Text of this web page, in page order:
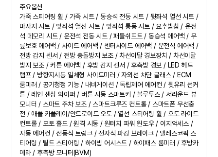
주요옵션
가죽 스티어링 휠 / 가죽 시트 / 동승석 전동 시트 / 뒷좌석 열선 시트 /
마사지 시트 / 앞좌석 열선 시트 / 앞좌석 통풍 시트 / 요추받침 / 운전
석 메모리 시트 / 운전석 전동 시트 / 패들쉬프트 / 동승석 에어백 / 무
릎보호 에어백 / 사이드 에어백 / 센터사이드 에어백 / 운전석 에어백 /
전방 감지 센서 / 전방 충돌방지 보조 / 차선이탈 경보장치 / 차선이탈
방지 보조 / 커튼 에어백 / 후방 감지 센서 / 후측방 경보 / LED 헤드
램프 / 방향지시등 일체형 사이드미러 / 자외선 차단 글래스 / ECM
룸미러 / 공기청정 기능 / 내비게이션 / 독립제어 에어컨 / 뒷유리 선커
튼 / 레인 센싱 와이퍼 / 버튼 시동 스마트키 / 블루투스 / 서라운드 뷰
모니터 / 스마트 주차 보조 / 스마트크루즈 컨트롤 / 스마트폰 무선충
전 / 애플 카플레이/안드로이드 오토 / 열선 스티어링 휠 / 오토 라이트
컨트롤 / 오토 홀드 / 원격 시동 / 원터치 파워 윈도우 / 이지억세스 /
자동 에어컨 / 전동식 트렁크 / 전자식 파킹 브레이크 / 텔레스코픽 스
티어링 / 틸트 스티어링 / 하이빔 어시스트 / 하이패스 룸미러 / 후방카
메라 / 후측방 모니터(BVM)